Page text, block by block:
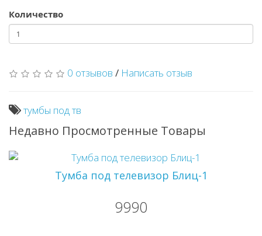
Количество
0 отзывов / Написать отзыв
тумбы под тв
Недавно Просмотренные Товары
Тумба под телевизор Блиц-1
9990